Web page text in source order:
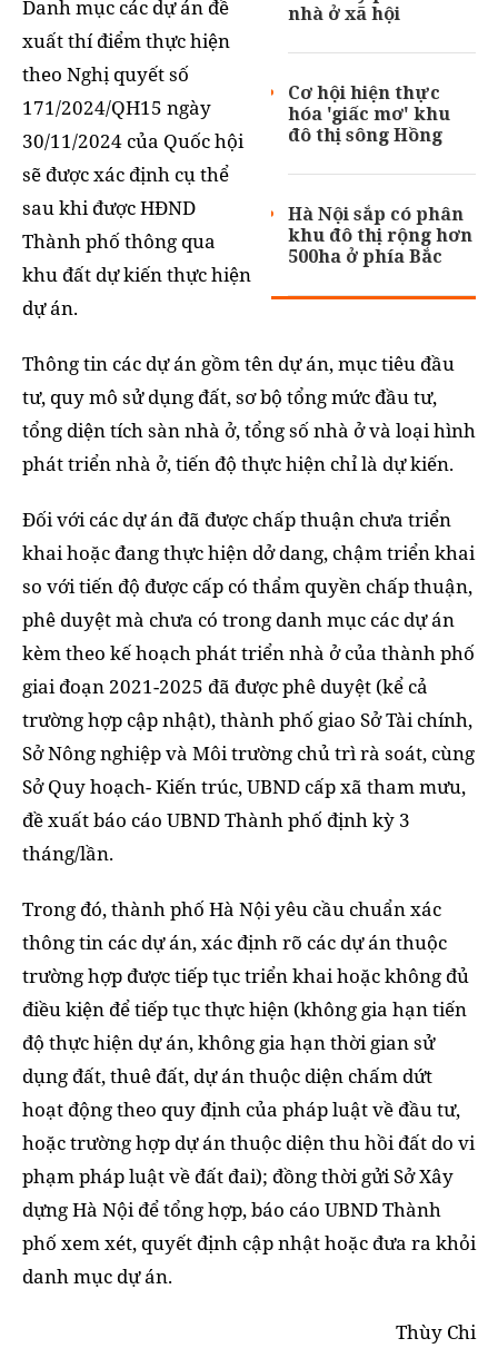
nhà ở xã hội
Cơ hội hiện thực
hóa 'giấc mơ' khu
đô thị sông Hồng
Hà Nội sắp có phân
khu đô thị rộng hơn
500ha ở phía Bắc
Danh mục các dự án đề
xuất thí điểm thực hiện
theo Nghị quyết số
171/2024/QH15 ngày
30/11/2024 của Quốc hội
sẽ được xác định cụ thể
sau khi được HĐND
Thành phố thông qua
khu đất dự kiến thực hiện
dự án.
Thông tin các dự án gồm tên dự án, mục tiêu đầu
tư, quy mô sử dụng đất, sơ bộ tổng mức đầu tư,
tổng diện tích sàn nhà ở, tổng số nhà ở và loại hình
phát triển nhà ở, tiến độ thực hiện chỉ là dự kiến.
Đối với các dự án đã được chấp thuận chưa triển
khai hoặc đang thực hiện dở dang, chậm triển khai
so với tiến độ được cấp có thẩm quyền chấp thuận,
phê duyệt mà chưa có trong danh mục các dự án
kèm theo kế hoạch phát triển nhà ở của thành phố
giai đoạn 2021-2025 đã được phê duyệt (kể cả
trường hợp cập nhật), thành phố giao Sở Tài chính,
Sở Nông nghiệp và Môi trường chủ trì rà soát, cùng
Sở Quy hoạch- Kiến trúc, UBND cấp xã tham mưu,
đề xuất báo cáo UBND Thành phố định kỳ 3
tháng/lần.
Trong đó, thành phố Hà Nội yêu cầu chuẩn xác
thông tin các dự án, xác định rõ các dự án thuộc
trường hợp được tiếp tục triển khai hoặc không đủ
điều kiện để tiếp tục thực hiện (không gia hạn tiến
độ thực hiện dự án, không gia hạn thời gian sử
dụng đất, thuê đất, dự án thuộc diện chấm dứt
hoạt động theo quy định của pháp luật về đầu tư,
hoặc trường hợp dự án thuộc diện thu hồi đất do vi
phạm pháp luật về đất đai); đồng thời gửi Sở Xây
dựng Hà Nội để tổng hợp, báo cáo UBND Thành
phố xem xét, quyết định cập nhật hoặc đưa ra khỏi
danh mục dự án.
Thùy Chi